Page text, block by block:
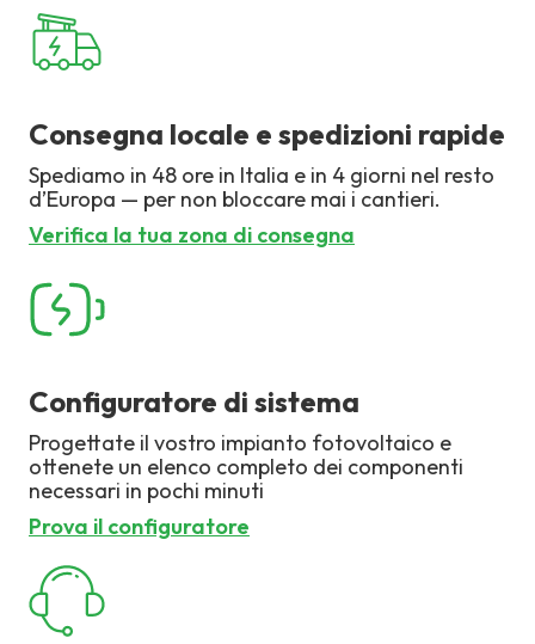
Consegna locale e spedizioni rapide
Spediamo in 48 ore in Italia e in 4 giorni nel resto
d’Europa — per non bloccare mai i cantieri.
Verifica la tua zona di consegna
Configuratore di sistema
Progettate il vostro impianto fotovoltaico e
ottenete un elenco completo dei componenti
necessari in pochi minuti
Prova il configuratore